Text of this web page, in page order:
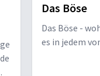
Das Böse
Das Böse -
es in jedem